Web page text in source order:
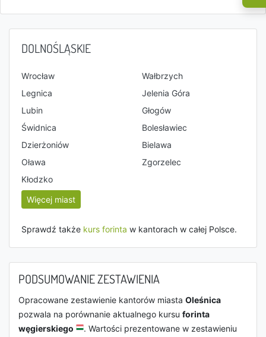
DOLNOŚLĄSKIE
Wrocław
Wałbrzych
Legnica
Jelenia Góra
Lubin
Głogów
Świdnica
Bolesławiec
Dzierżoniów
Bielawa
Oława
Zgorzelec
Kłodzko
Więcej miast
Sprawdź także kurs forinta w kantorach w całej Polsce.
PODSUMOWANIE ZESTAWIENIA
Opracowane zestawienie kantorów miasta Oleśnica
pozwala na porównanie aktualnego kursu forinta
węgierskiego
. Wartości prezentowane w zestawieniu